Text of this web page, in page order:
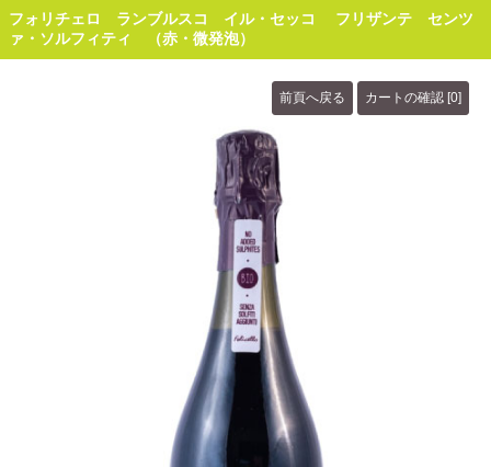
フォリチェロ ランブルスコ イル・セッコ フリザンテ センツ
ァ・ソルフィティ （赤・微発泡）